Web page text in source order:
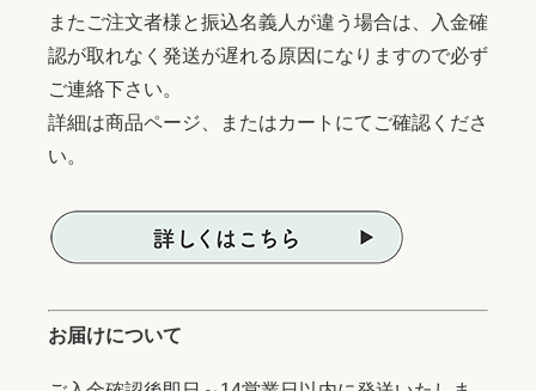
またご注文者様と振込名義人が違う場合は、入金確
認が取れなく発送が遅れる原因になりますので必ず
ご連絡下さい。
詳細は商品ページ、またはカートにてご確認くださ
い。
お届けについて